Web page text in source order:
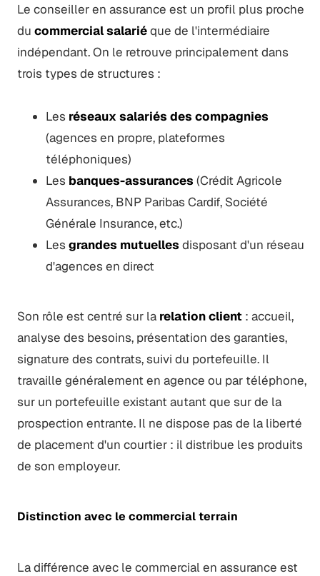
Le conseiller en assurance est un profil plus proche
du commercial salariéque de l'intermédiaire
indépendant. On le retrouve principalement dans
trois types de structures :
Les réseaux salariés des compagnies
(agences en propre, plateformes
téléphoniques)
Les banques-assurances (Crédit Agricole
Assurances, BNP Paribas Cardif, Société
Générale Insurance, etc.)
Lesgrandes mutuelles disposant d'un réseau
d'agences en direct
Son rôle est centré sur la relation client: accueil,
analyse des besoins, présentation des garanties,
signature des contrats, suivi du portefeuille. Il
travaille généralement en agence ou par téléphone,
sur un portefeuille existant autant que sur de la
prospection entrante. Il ne dispose pas de la liberté
de placement d'un courtier : il distribue les produits
de son employeur.
Distinction avec le commercial terrain
La différence avec le commercial en assurance est